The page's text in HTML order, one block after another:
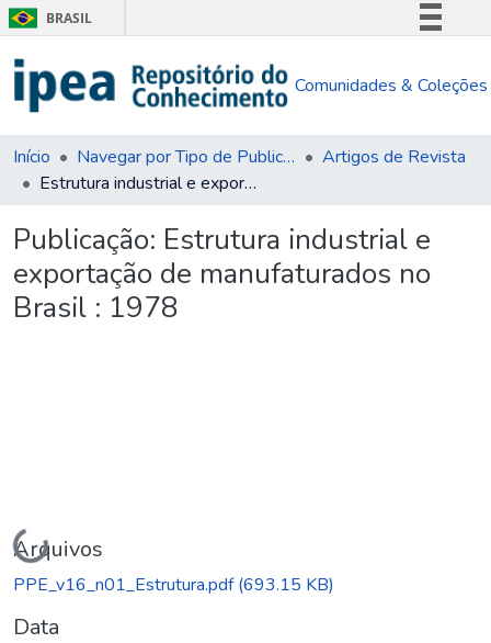
BRASIL
Comunica BR
Acesso à informação
Comunidades & Coleções
Início Navegar por Tipo de Publicação
Artigos de Revista
Estrutura industrial e exportação de manufaturados no Brasil : 1978
Publicação: Estrutura industrial e
exportação de manufaturados no
Brasil : 1978
Carregando...
Arquivos
PPE_v16_n01_Estrutura.pdf(693.15 KB)
Data